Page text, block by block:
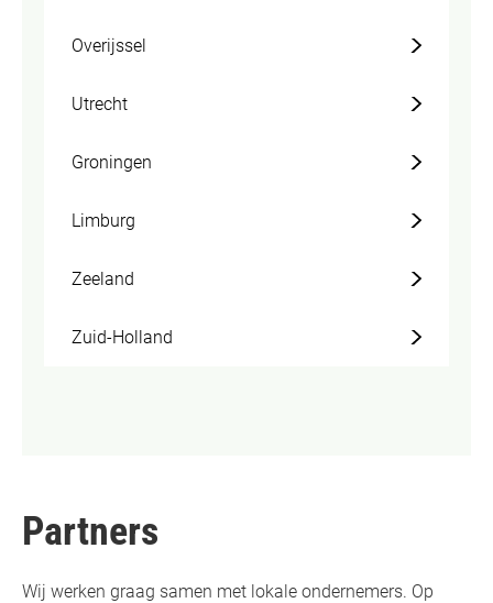
Overijssel
Utrecht
Groningen
Limburg
Zeeland
Zuid-Holland
Partners
Wij werken graag samen met lokale ondernemers. Op